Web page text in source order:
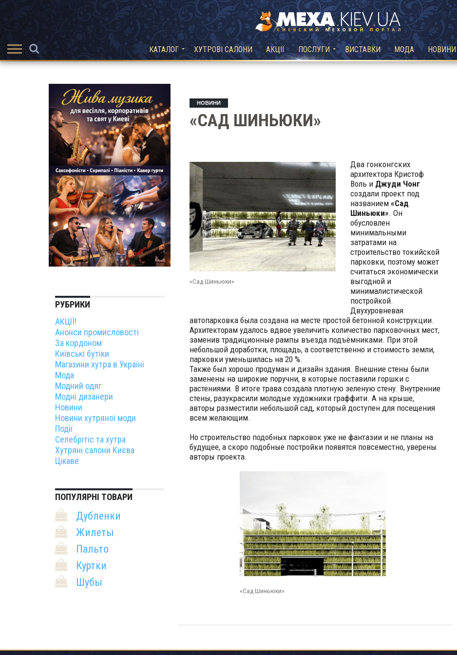
КАТАЛОГ ХУТРОВІ САЛОНИ АКЦІЇ ПОСЛУГИ ВИСТАВКИ МОДА НОВИНИ
НОВИНИ
«САД ШИНЬЮКИ»
«Сад Шиньюки»
Два гонконгских
архитектора Кристоф
Воль и Джуди Чонг
создали проект под
названием «Сад
Шиньюки». Он
обусловлен
минимальными
затратами на
строительство токийской
парковки, поэтому может
считаться экономически
выгодной и
минималистической
постройкой.
Двухуровневая
автопарковка была создана на месте простой бетонной конструкции.
Архитекторам удалось вдвое увеличить количество парковочных мест,
заменив традиционные рампы въезда подъёмниками. При этой
небольшой доработки, площадь, а соответственно и стоимость земли,
парковки уменьшилась на 20 %.
Также был хорошо продуман и дизайн здания. Внешние стены были
заменены на широкие поручни, в которые поставили горшки с
растениями. В итоге трава создала плотную зеленую стену. Внутренние
стены, разукрасили молодые художники граффити. А на крыше,
авторы разместили небольшой сад, который доступен для посещения
всем желающим.
Но строительство подобных парковок уже не фантазии и не планы на
будущее, а скоро подобные постройки появятся повсеместно, уверены
авторы проекта.
«Сад Шиньюки»
РУБРИКИ
АКЦІЇ!
Анонси промисловості
За кордоном
Київські бутіки
Магазини хутра в Україні
Мода
Модний одяг
Модні дизанери
Новини
Новини хутряної моди
Події
Селебрітіс та хутра
Хутряні салони Києва
Цікаве
ПОПУЛЯРНІ ТОВАРИ
Дубленки
Жилеты
Пальто
Куртки
Шубы